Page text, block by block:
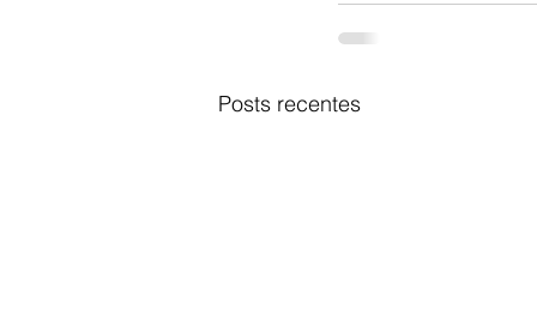
Posts recentes